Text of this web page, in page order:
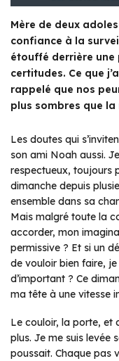
Mère de deux
confiance à la
étouffé derrière une
certitudes. Ce que
rappelé que nos
plus sombres que la
Les doutes qui
son ami Noah aussi.
respectueux, toujours
dimanche depuis
ensemble dans sa
Mais malgré toute la
accorder, mon
permissive ? Et si un
de vouloir bien faire,
d’important ? Ce
ma tête à une vitesse
Le couloir, la porte, et
plus. Je me suis levée
poussait. Chaque pas